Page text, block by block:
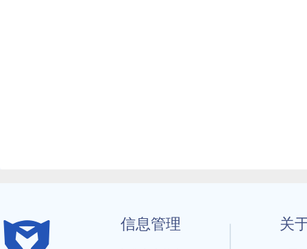
信息管理 关